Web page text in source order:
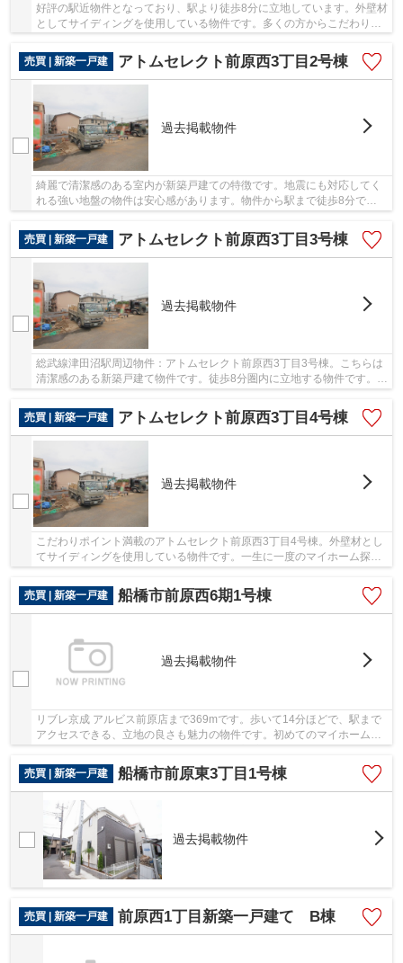
好評の駅近物件となっており、駅より徒歩8分に立地しています。外壁材
としてサイディングを使用している物件です。多くの方からこだわり条
売買 | 新築一戸建
アトムセレクト前原西3丁目2号棟
過去掲載物件
綺麗で清潔感のある室内が新築戸建ての特徴です。地震にも対応してく
れる強い地盤の物件は安心感があります。物件から駅まで徒歩8分で
売買 | 新築一戸建
アトムセレクト前原西3丁目3号棟
過去掲載物件
総武線津田沼駅周辺物件：アトムセレクト前原西3丁目3号棟。こちらは
清潔感のある新築戸建て物件です。徒歩8分圏内に立地する物件です。一
売買 | 新築一戸建
アトムセレクト前原西3丁目4号棟
過去掲載物件
こだわりポイント満載のアトムセレクト前原西3丁目4号棟。外壁材とし
てサイディングを使用している物件です。一生に一度のマイホーム探し
売買 | 新築一戸建
船橋市前原西6期1号棟
過去掲載物件
リブレ京成 アルビス前原店まで369mです。歩いて14分ほどで、駅まで
アクセスできる、立地の良さも魅力の物件です。初めてのマイホームに
売買 | 新築一戸建
船橋市前原東3丁目1号棟
過去掲載物件
売買 | 新築一戸建 前原西1丁目新築一戸建て B棟